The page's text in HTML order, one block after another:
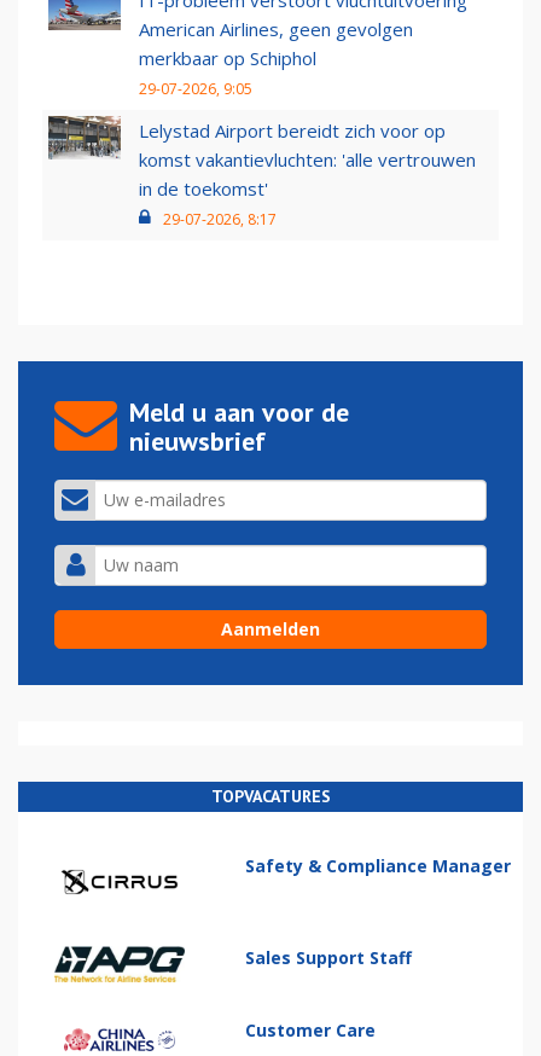
American Airlines, geen gevolgen
merkbaar op Schiphol
29-07-2026, 9:05
Lelystad Airport bereidt zich voor op
komst vakantievluchten: 'alle vertrouwen
in de toekomst'
29-07-2026, 8:17
Meld u aan voor de
nieuwsbrief
TOPVACATURES
Safety & Compliance Manager
Sales Support Staff
Customer Care